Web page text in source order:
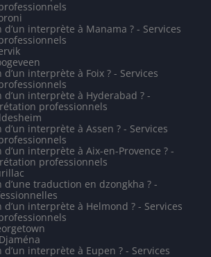
d’un interprète à Manama ? - Services
d’un interprète à Foix ? - Services
d’un interprète à Hyderabad ? -
professionnels
d’un interprète à Assen ? - Services
d’un interprète à Aix-en-Provence ? -
professionnels
d’une traduction en dzongkha ? -
d’un interprète à Helmond ? - Services
d’un interprète à Eupen ? - Services